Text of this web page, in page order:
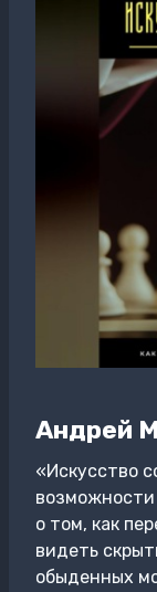
Андрей
«Искусство
возможности
о том, как
видеть
обыденных